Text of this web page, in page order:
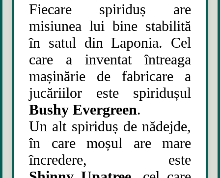
Fiecare spiriduș are
misiunea lui bine stabilită
în satul din Laponia. Cel
care a inventat întreaga
mașinărie de fabricare a
jucăriilor este spiridușul
Bushy Evergreen.
Un alt spiriduș de nădejde,
în care moșul are mare
încredere, este